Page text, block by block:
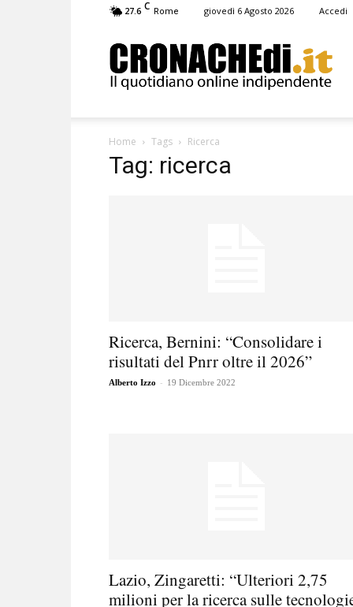
27.6 C Rome giovedì 6 Agosto 2026 Accedi
Home Tags Ricerca
Tag: ricerca
Ricerca, Bernini: “Consolidare i
risultati del Pnrr oltre il 2026”
Alberto Izzo - 19 Dicembre 2022
Lazio, Zingaretti: “Ulteriori 2,75
milioni per la ricerca sulle